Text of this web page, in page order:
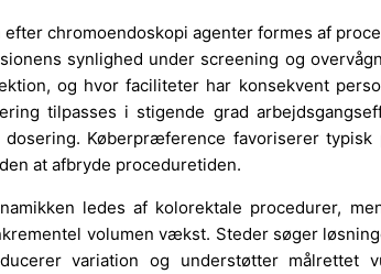
efter chromoendoskopi agenter formes af
synlighed under screening og
og hvor faciliteter har konsekvent
tilpasses i stigende grad
dosering. Køberpræference favoriserer
at afbryde proceduretiden.
ledes af kolorektale procedurer,
volumen vækst. Steder søger
variation og understøtter målrettet